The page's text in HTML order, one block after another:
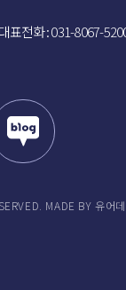
표전화 :031-8067-
MADE BY 유어